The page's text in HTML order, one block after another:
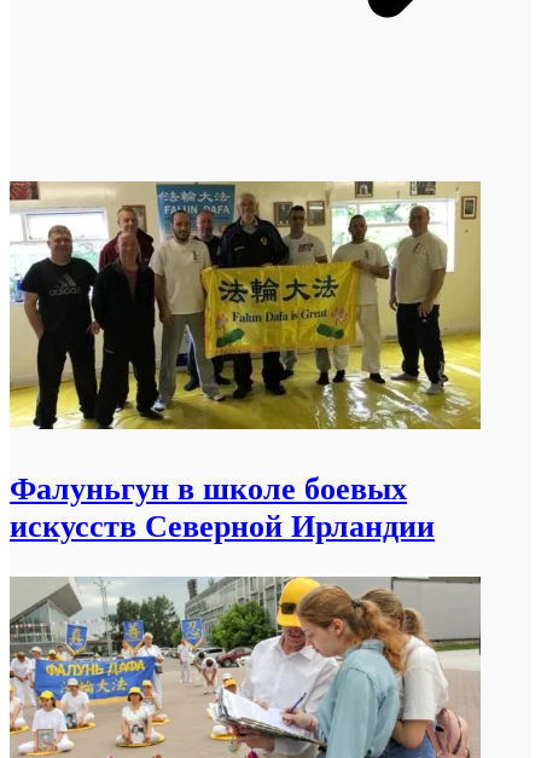
Фалуньгун в школе боевых
искусств Северной Ирландии